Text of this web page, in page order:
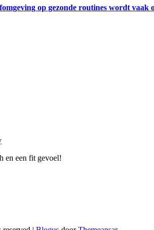
op gezonde routines wordt vaak
en een fit gevoel!